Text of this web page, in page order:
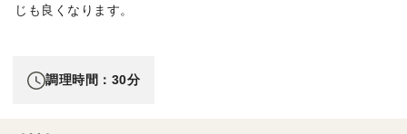
じも良くなります。
調理時間：30分